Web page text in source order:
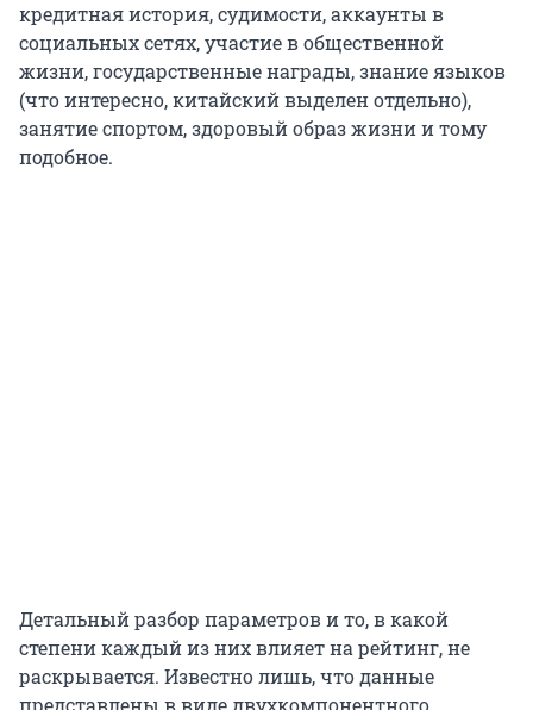
кредитная история, судимости, аккаунты в
социальных сетях, участие в общественной
жизни, государственные награды, знание языков
(что интересно, китайский выделен отдельно),
занятие спортом, здоровый образ жизни и тому
подобное.
Детальный разбор параметров и то, в какой
степени каждый из них влияет на рейтинг, не
раскрывается. Известно лишь, что данные
представлены в виде двухкомпонентного